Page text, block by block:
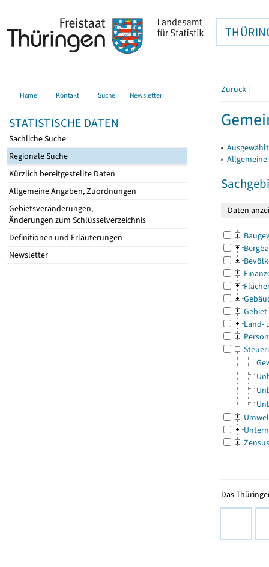
Home Kontakt Suche Newsletter
STATISTISCHE DATEN
Sachliche Suche
Regionale Suche
Kürzlich bereitgestellte Daten
Allgemeine Angaben, Zuordnungen
Gebietsveränderungen,
Änderungen zum Schlüsselverzeichnis
Definitionen und Erläuterungen
Newsletter
Zurück |
▸
▸
Gebiet
Land-
Zensus
Das